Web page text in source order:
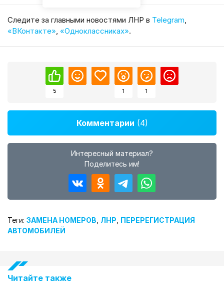
Cледите за главными новостями ЛНР в Telegram,
«ВКонтакте», «Одноклассниках».
5 1 1
Комментарии (4)
Интересный материал?
Поделитесь им!
Теги: ЗАМЕНА НОМЕРОВ ЛНР ПЕРЕРЕГИСТРАЦИЯ
АВТОМОБИЛЕЙ
Читайте также